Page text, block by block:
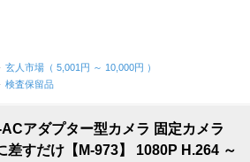
玄人市場（ 5,001円 ～ 10,000円 ）
検査保留品
アダプター型カメラ 固定カメラ
差すだけ【M-973】 1080P H.264 ～